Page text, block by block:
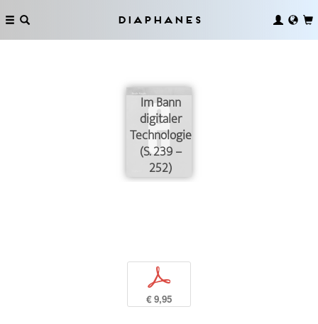
Diaphanes
Im Bann
digitaler
Technologien
(S. 239 –
252)
p
€ 9,95